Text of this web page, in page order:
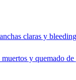
claras y
y quemado de